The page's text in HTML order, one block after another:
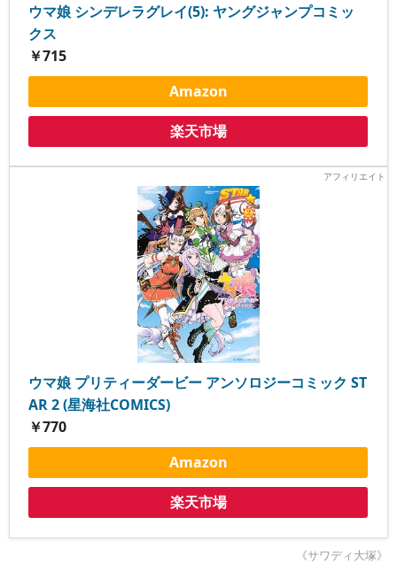
ウマ娘 シンデレラグレイ(5): ヤングジャンプコミッ
クス
￥715
Amazon
楽天市場
ウマ娘 プリティーダービー アンソロジーコミック ST
AR 2 (星海社COMICS)
￥770
Amazon
楽天市場
《サワディ大塚》